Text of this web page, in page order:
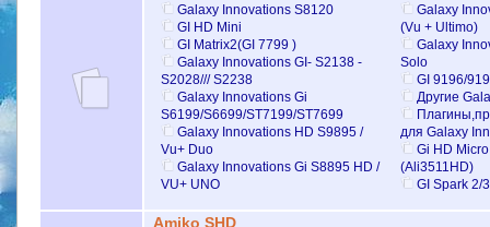
Galaxy Innovations S8120
GI HD Mini
GI Matrix2(GI 7799 )
Galaxy Innovations GI- S2138 -
S2028/// S2238
Galaxy Innovations Gi
S6199/S6699/ST7199/ST7699
Galaxy Innovations HD S9895 /
Vu+ Duo
Galaxy Innovations Gi S8895 HD /
VU+ UNO
Galaxy
(Vu + Ultimo)
Galaxy
Solo
GI 9196/
Другие
для Galaxy
Gi HD
(Ali3511HD)
GI Spark 2/
Amiko SHD